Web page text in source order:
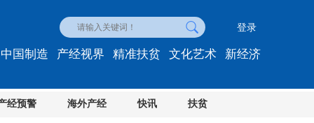
登录
经预警 海外产经 快讯 扶贫
中国制造 产经视界 精准扶贫 文化艺术 新经济